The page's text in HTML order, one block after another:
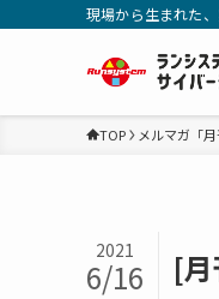
現場から生まれた
TOP メルマガ「月
[
2021
6/16